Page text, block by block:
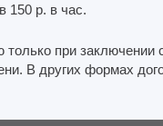
150 р. в час.
при заключении
В других формах